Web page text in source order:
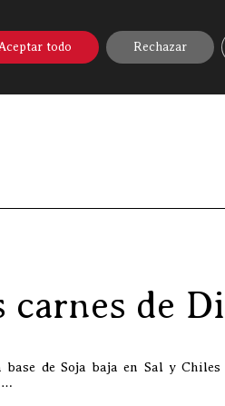
carnes de
de Soja baja en Sal y Chiles
todo Rechazar